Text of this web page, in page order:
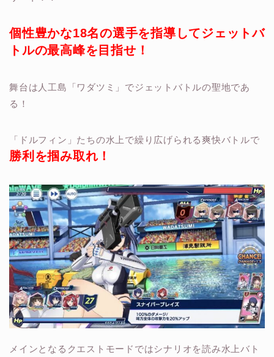
個性豊かな18名の選手を指導してジェットバ
トルの最高峰を目指せ！
舞台は人工島「ワダツミ」でジェットバトルの聖地であ
る！
「ドルフィン」たちの水上で繰り広げられる爽快バトルで
勝利を掴み取れ！
メインとなるクエストモードではシナリオを読み水上バト